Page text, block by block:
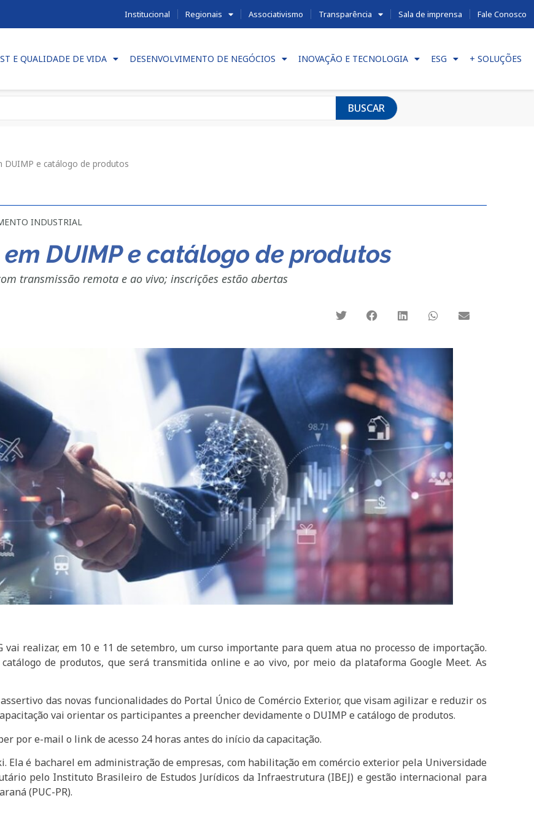
Institucional Regionais Associativismo Transparência Sala de imprensa Fale Conosco
E QUALIDADE DE VIDA DESENVOLVIMENTO DE NEGÓCIOS INOVAÇÃO E TECNOLOGIA ESG + SOLUÇÕES
BUSCAR
DUIMP e catálogo de produtos
INDUSTRIAL
DUIMP e catálogo de produtos
transmissão remota e ao vivo; inscrições estão abertas
vai realizar, em 10 e 11 de setembro, um curso importante para quem atua no processo de importação.
de produtos, que será transmitida online e ao vivo, por meio da plataforma Google Meet. As
das novas funcionalidades do Portal Único de Comércio Exterior, que visam agilizar e reduzir os
vai orientar os participantes a preencher devidamente o DUIMP e catálogo de produtos.
por e-mail o link de acesso 24 horas antes do início da capacitação.
é bacharel em administração de empresas, com habilitação em comércio exterior pela Universidade
pelo Instituto Brasileiro de Estudos Jurídicos da Infraestrutura (IBEJ) e gestão internacional para
(PUC-PR).